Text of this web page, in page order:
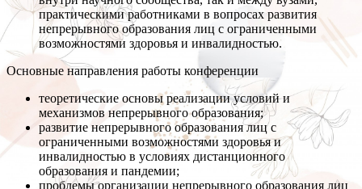
практическими работниками в вопросах развития
непрерывного образования лиц с ограниченными
возможностями здоровья и инвалидностью.
Основные направления работы конференции
теоретические основы реализации условий и
механизмов непрерывного образования;
развитие непрерывного образования лиц с
ограниченными возможностями здоровья и
инвалидностью в условиях дистанционного
образования и пандемии;
проблемы организации непрерывного образования лиц